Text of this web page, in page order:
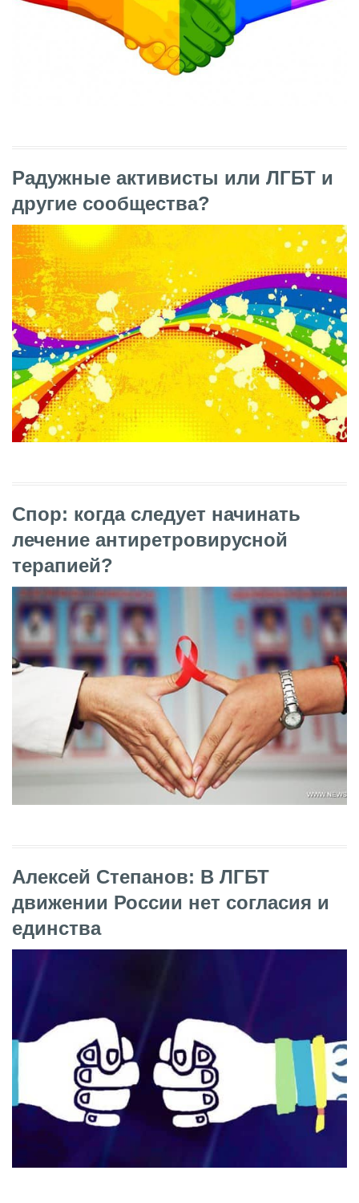
Радужные активисты или ЛГБТ и
другие сообщества?
Спор: когда следует начинать
лечение антиретровирусной
терапией?
Алексей Степанов: В ЛГБТ
движении России нет согласия и
единства